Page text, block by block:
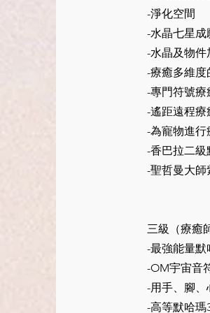
-淨化空間
-水晶七星成
-水晶及物件
-療癒多維度
-專門符號療
-遙距遠程療
-為寵物進行
-香巴拉二級
-聖哲曼大
三級（療癒
-最強能量
-OM宇宙音
-用手、腳、
-高等默哈瑪